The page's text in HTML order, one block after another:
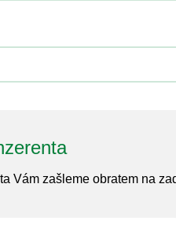
Vám zašleme obratem na